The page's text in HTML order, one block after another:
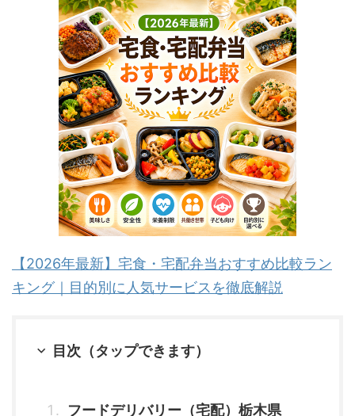
【2026年最新】宅食・宅配弁当おすすめ比較ラン
キング｜目的別に人気サービスを徹底解説
目次（タップできます）
フードデリバリー（宅配）栃木県